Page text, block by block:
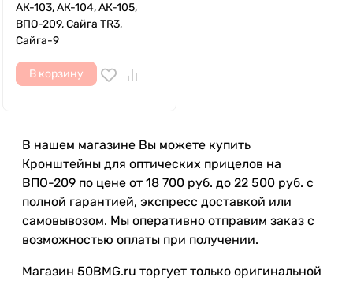
АК-103, АК-104, АК-105,
ВПО-209, Сайга TR3,
Сайга-9
В корзину
В нашем магазине Вы можете купить
Кронштейны для оптических прицелов на
ВПО-209 по цене от 18 700 руб. до 22 500 руб. с
полной гарантией, экспресс доставкой или
самовывозом. Мы оперативно отправим заказ с
возможностью оплаты при получении.
Магазин 50BMG.ru торгует только оригинальной